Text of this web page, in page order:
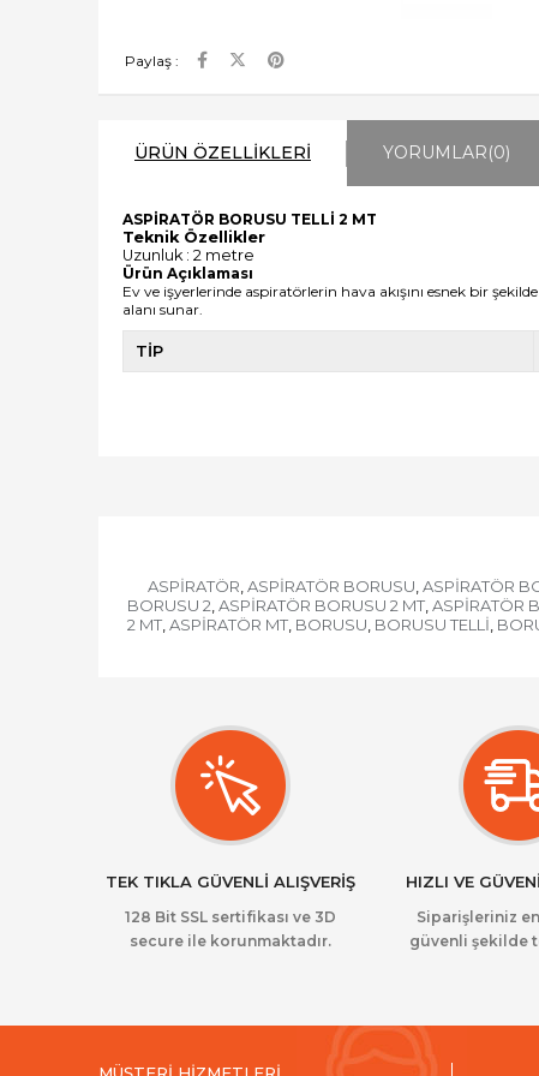
Paylaş :
ÜRÜN ÖZELLIKLERI YORUMLAR(0)
ASPİRATÖR BORUSU TELLİ 2 MT
Teknik Özellikler
Uzunluk : 2 metre
Ürün Açıklaması
Ev ve işyerlerinde aspiratörlerin hava akışını esnek bir
alanı sunar.
TİP
ASPİRATÖR, ASPİRATÖR BORUSU, ASPİRATÖR
BORUSU 2, ASPİRATÖR BORUSU 2 MT, ASPİRATÖR
2 MT, ASPİRATÖR MT, BORUSU, BORUSU TELLİ,
TEK TIKLA GÜVENLİ ALIŞVERİŞ
128 Bit SSL sertifikası ve 3D
secure ile korunmaktadır.
HIZLI VE
Siparişleriniz en
güvenli şekilde